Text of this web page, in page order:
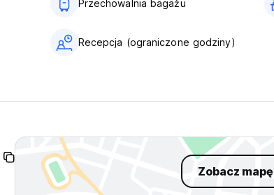
Przechowalnia bagażu
Recepcja (ograniczone godziny)
Zobacz mapę